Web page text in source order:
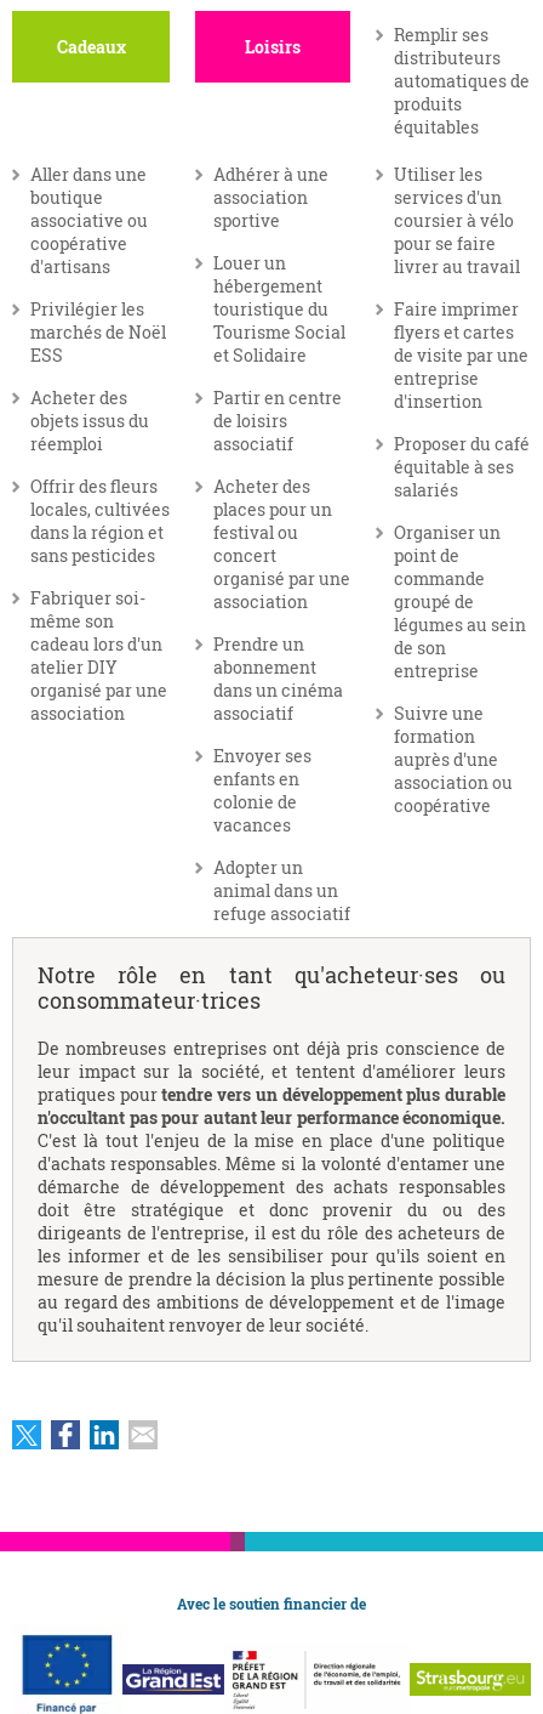
Cadeaux Loisirs
Remplir ses
distributeurs
automatiques de
produits
équitables
Aller dans une
boutique
associative ou
coopérative
d'artisans
Privilégier les
marchés de Noël
ESS
Acheter des
objets issus du
réemploi
Offrir des fleurs
locales, cultivées
dans la région et
sans pesticides
Fabriquer soi-
même son
cadeau lors d'un
atelier DIY
organisé par une
association
Adhérer à une
association
sportive
Louer un
hébergement
touristique du
Tourisme Social
et Solidaire
Partir en centre
de loisirs
associatif
Acheter des
places pour un
festival ou
concert
organisé par une
association
Prendre un
abonnement
dans un cinéma
associatif
Envoyer ses
enfants en
colonie de
vacances
Adopter un
animal dans un
refuge associatif
Utiliser les
services d'un
coursier à vélo
pour se faire
livrer au travail
Faire imprimer
flyers et cartes
de visite par une
entreprise
d'insertion
Proposer du café
équitable à ses
salariés
Organiser un
point de
commande
groupé de
légumes au sein
de son
entreprise
Suivre une
formation
auprès d'une
association ou
coopérative
Notre rôle en tant qu'acheteur·ses ou
consommateur·trices
De nombreuses entreprises ont déjà pris conscience de
leur impact sur la société, et tentent d'améliorer leurs
pratiques pourtendre vers un développement plus durable
n'occultant pas pour autant leur performance économique.
C'est là tout l'enjeu de la mise en place d'une politique
d'achats responsables. Même si la volonté d'entamer une
démarche de développement des achats responsables
doit être stratégique et donc provenir du ou des
dirigeants de l'entreprise, il est du rôle des acheteurs de
les informer et de les sensibiliser pour qu'ils soient en
mesure de prendre la décision la plus pertinente possible
au regard des ambitions de développement et de l'image
qu'il souhaitent renvoyer de leur société.
Avec le soutien financier de